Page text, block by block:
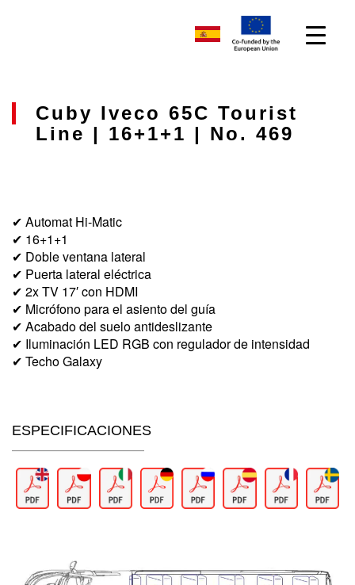
Cuby Iveco 65C Tourist
Line | 16+1+1 | No. 469
✔ Automat Hi-Matic
✔ 16+1+1
✔ Doble ventana lateral
✔ Puerta lateral eléctrica
✔ 2x TV 17′ con HDMI
✔ Micrófono para el asiento del guía
✔ Acabado del suelo antideslizante
✔ Iluminación LED RGB con regulador de intensidad
✔ Techo Galaxy
ESPECIFICACIONES